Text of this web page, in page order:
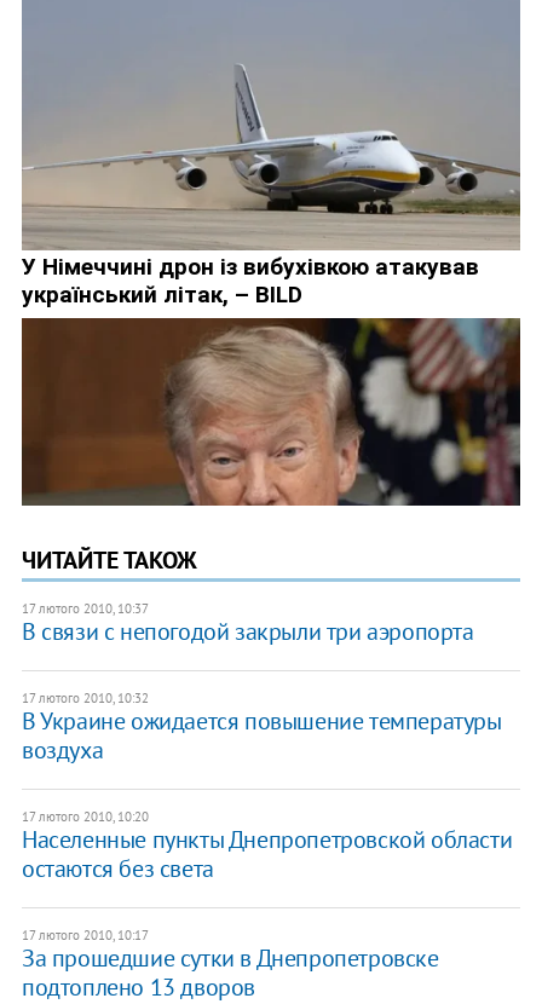
ЧИТАЙТЕ ТАКОЖ
17 лютого 2010, 10:37
В связи с непогодой закрыли три аэропорта
17 лютого 2010, 10:32
В Украине ожидается повышение температуры
воздуха
17 лютого 2010, 10:20
Населенные пункты Днепропетровской области
остаются без света
17 лютого 2010, 10:17
За прошедшие сутки в Днепропетровске
подтоплено 13 дворов